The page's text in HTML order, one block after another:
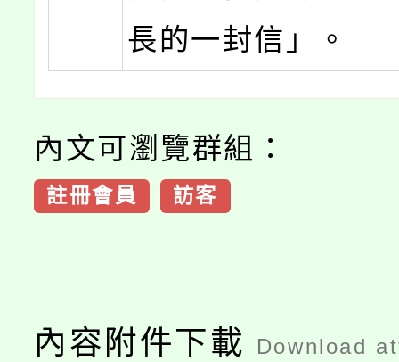
長的一封信」。
內文可瀏覽群組：
註冊會員 訪客
內容附件下載 Download